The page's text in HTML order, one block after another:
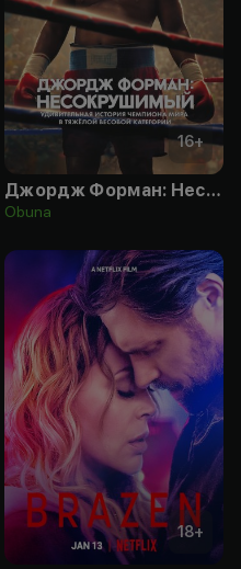
16+
Джордж Форман: Несокрушимый
Obuna
18+